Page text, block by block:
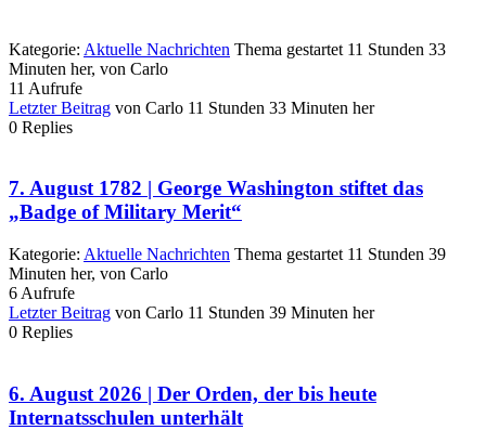
Kategorie: Aktuelle Nachrichten Thema gestartet 11 Stunden 33
Minuten her, von Carlo
11 Aufrufe
Letzter Beitrag von Carlo 11 Stunden 33 Minuten her
0 Replies
7. August 1782 | George Washington stiftet das
„Badge of Military Merit“
Kategorie: Aktuelle Nachrichten Thema gestartet 11 Stunden 39
Minuten her, von Carlo
6 Aufrufe
Letzter Beitrag von Carlo 11 Stunden 39 Minuten her
0 Replies
6. August 2026 | Der Orden, der bis heute
Internatsschulen unterhält